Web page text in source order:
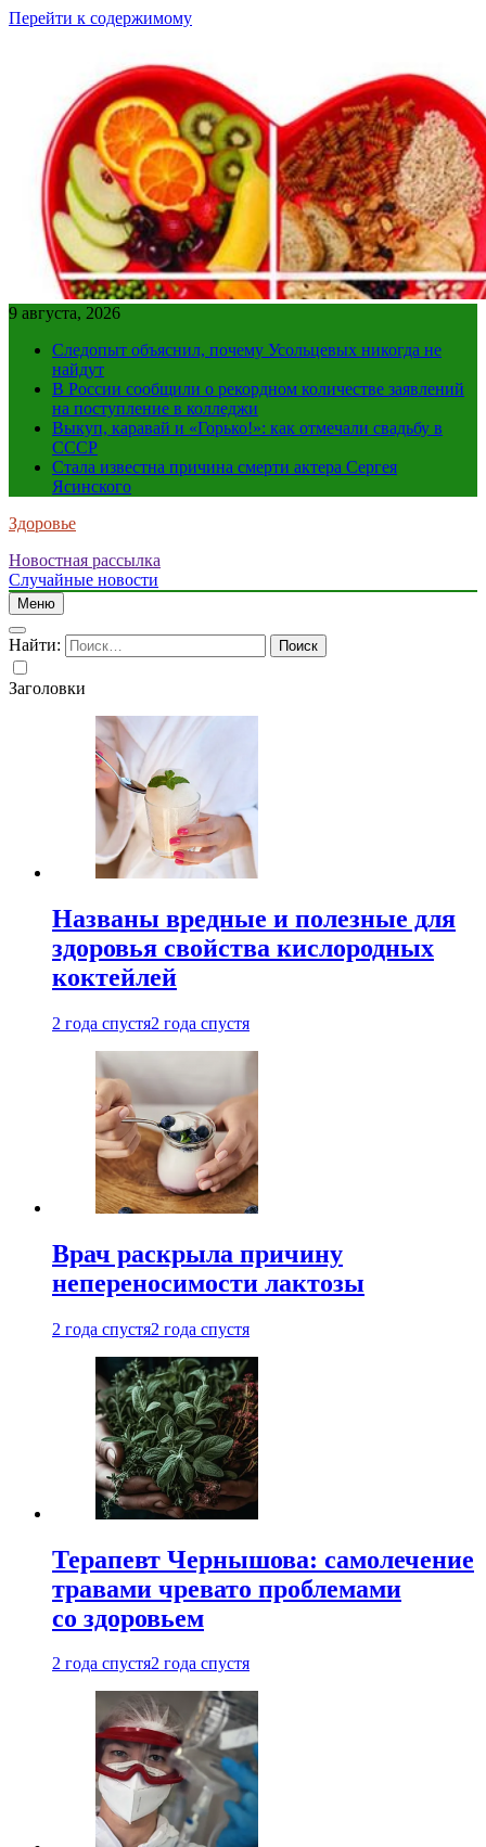
Перейти к содержимому
9 августа, 2026
Следопыт объяснил, почему Усольцевых никогда не
найдут
В России сообщили о рекордном количестве заявлений
на поступление в колледжи
Выкуп, каравай и «Горько!»: как отмечали свадьбу в
СССР
Стала известна причина смерти актера Сергея
Ясинского
Здоровье
Новостная рассылка
Случайные новости
Меню
Найти:
Заголовки
Названы вредные и полезные для
здоровья свойства кислородных
коктейлей
2 года спустя2 года спустя
Врач раскрыла причину
непереносимости лактозы
2 года спустя2 года спустя
Терапевт Чернышова: самолечение
травами чревато проблемами
со здоровьем
2 года спустя2 года спустя